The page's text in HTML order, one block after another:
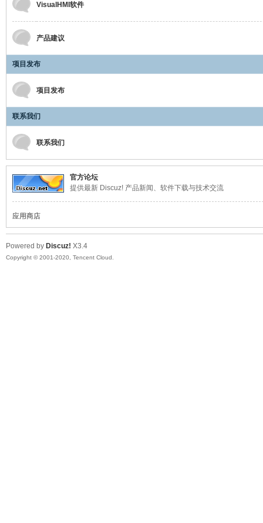
口
屏
VisualHMI软件
产品建议
项目发布
项目发布
联系我们
联系我们
官方论坛
提供最新 Discuz! 产品新闻、软件下载与技术交流
应用商店
Powered by Discuz! X3.4
Copyright © 2001-2020, Tencent Cloud.